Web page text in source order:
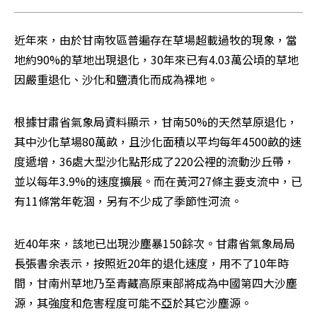
近年來，由於甘南牧區普遍存在草場超載過牧的現象，當
地約90%的草地出現退化，30年來已有4.03萬公頃的草地
因嚴重退化、沙化和鹽漬化而成為裸地。
根據甘肅省氣象局資料顯示，甘南50%的天然草原退化，
其中沙化草場80萬畝，且沙化面積以平均每年4500畝的速
度遞增，36處大型沙化點形成了220公裡的流動沙丘帶，
並以每年3.9%的速度擴展。而在黃河27條主要支流中，已
有11條常年乾涸，另有不少成了季節性河流。
近40年來，該地已出現沙塵暴150餘次。甘肅省氣象局局
長張書余表示，按照近20年的退化速度，用不了10年時
間，甘南州草地乃至青藏高原東部將成為中國第四大沙塵
源，其強度和危害程度可能不亞於其它沙塵源。